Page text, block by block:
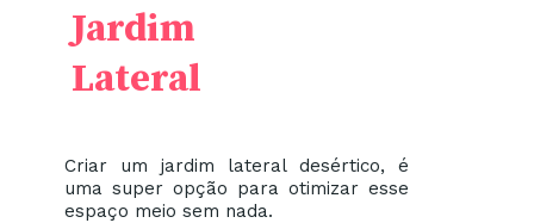
Criar um jardim lateral desértico, é
uma super opção para otimizar esse
espaço meio sem nada.
Jardim
Lateral